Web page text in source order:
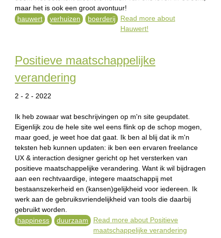
maar het is ook een groot avontuur!
hauwert
verhuizen boerderij Read more about
Hauwert!
Positieve maatschappelijke
verandering
2 - 2 - 2022
Ik heb zowaar wat beschrijvingen op m'n site geupdatet.
Eigenlijk zou de hele site wel eens flink op de schop mogen,
maar goed, je weet hoe dat gaat. Ik ben al blij dat ik m'n
teksten heb kunnen updaten: ik ben een ervaren freelance
UX & interaction designer gericht op het versterken van
positieve maatschappelijke verandering. Want ik wil bijdragen
aan een rechtvaardige, integere maatschappij met
bestaanszekerheid en (kansen)gelijkheid voor iedereen. Ik
werk aan de gebruiksvriendelijkheid van tools die daarbij
gebruikt worden.
happiness
duurzaam Read more about Positieve
maatschappelijke verandering